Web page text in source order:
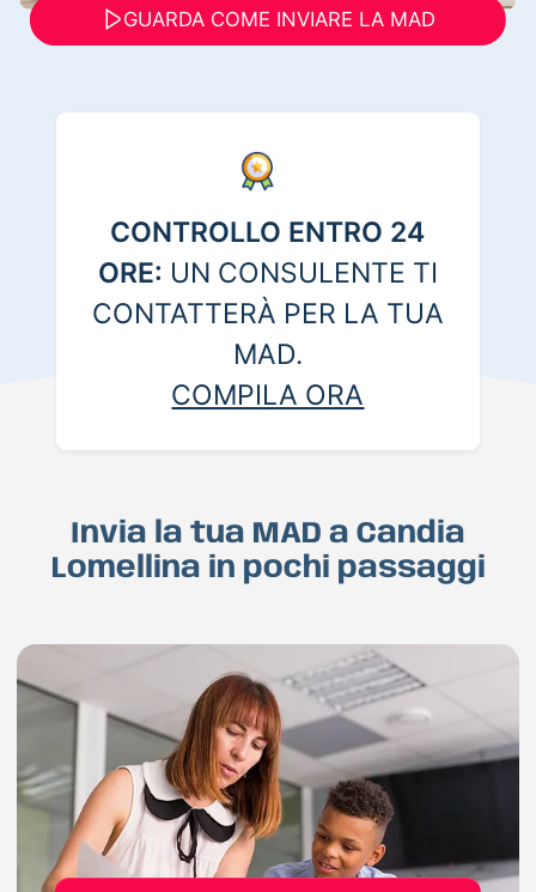
GUARDA COME INVIARE LA MAD
CONTROLLO ENTRO 24
ORE: UN CONSULENTE TI
CONTATTERÀ PER LA TUA
MAD.
COMPILA ORA
Invia la tua MAD a Candia
Lomellina in pochi passaggi